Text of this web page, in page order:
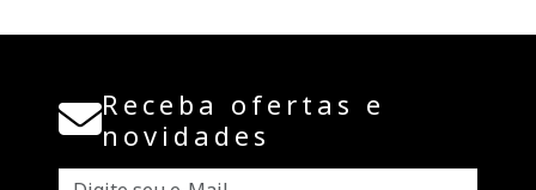
Receba ofertas e
novidades